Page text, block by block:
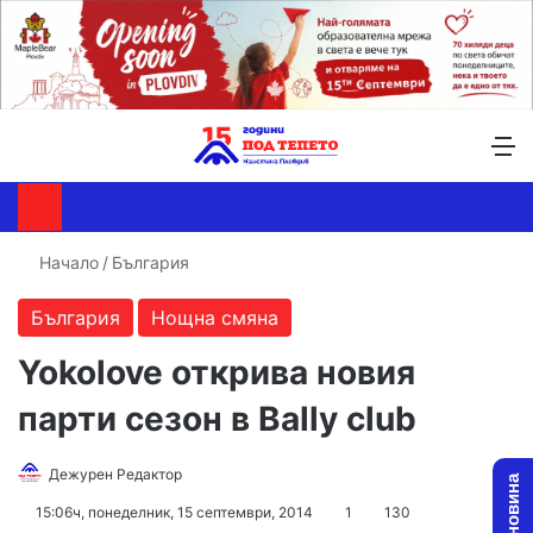
Начало / България
България Нощна смяна
Yokolove открива новия
парти сезон в Bally club
Дежурен Редактор
15:06ч, понеделник, 15 септември, 2014 1 130